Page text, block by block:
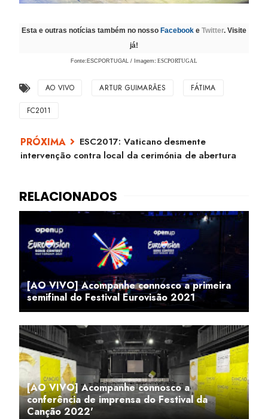
Esta e outras notícias também no nosso Facebook e Twitter. Visite
já!
Fonte:ESCPORTUGAL / Imagem: ESCPORTUGAL
AO VIVO ARTUR GUIMARÃES FÁTIMA
FC2011
ESC2017: Vaticano desmente
intervenção contra local da cerimónia de abertura
[AO VIVO] Acompanhe connosco a primeira
semifinal do Festival Eurovisão 2021
[AO VIVO] Acompanhe connosco a
conferência de imprensa do Festival da
Canção 2022'